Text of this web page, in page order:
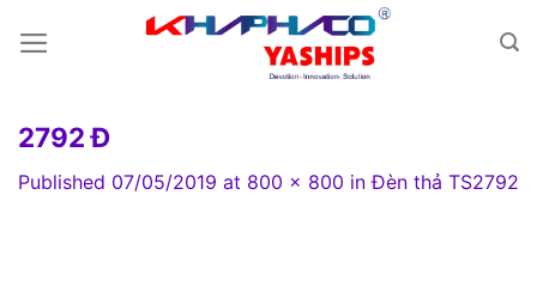
2792 Đ
Published 07/05/2019 at 800 × 800 inĐèn thả TS2792